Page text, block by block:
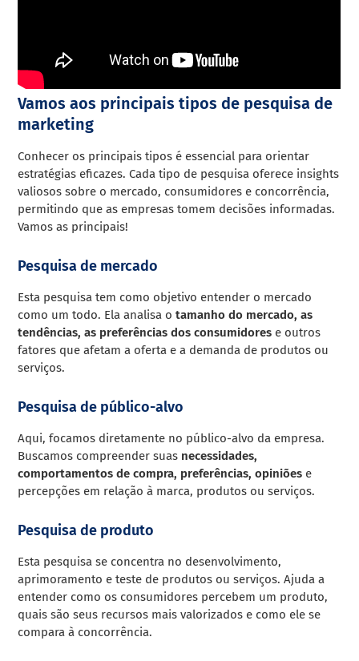
Vamos aos principais tipos de pesquisa de
marketing
Conhecer os principais tipos é essencial para orientar
estratégias eficazes. Cada tipo de pesquisa oferece insights
valiosos sobre o mercado, consumidores e concorrência,
permitindo que as empresas tomem decisões informadas.
Vamos as principais!
Pesquisa de mercado
Esta pesquisa tem como objetivo entender o mercado
como um todo. Ela analisa otamanho do mercado, as
tendências, as preferências dos consumidores e outros
fatores que afetam a oferta e a demanda de produtos ou
serviços.
Pesquisa de público-alvo
Aqui, focamos diretamente no público-alvo da empresa.
Buscamos compreender suas necessidades,
comportamentos de compra, preferências, opiniões e
percepções em relação à marca, produtos ou serviços.
Pesquisa de produto
Esta pesquisa se concentra no desenvolvimento,
aprimoramento e teste de produtos ou serviços. Ajuda a
entender como os consumidores percebem um produto,
quais são seus recursos mais valorizados e como ele se
compara à concorrência.